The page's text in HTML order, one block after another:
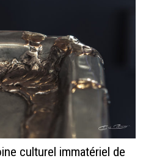
culturel immatériel de